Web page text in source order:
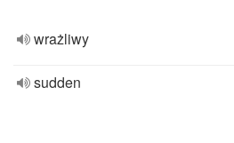
wrażliwy
sudden